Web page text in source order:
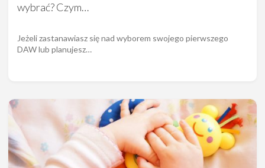
wybrać? Czym…
Jeżeli zastanawiasz się nad wyborem swojego pierwszego
DAW lub planujesz…